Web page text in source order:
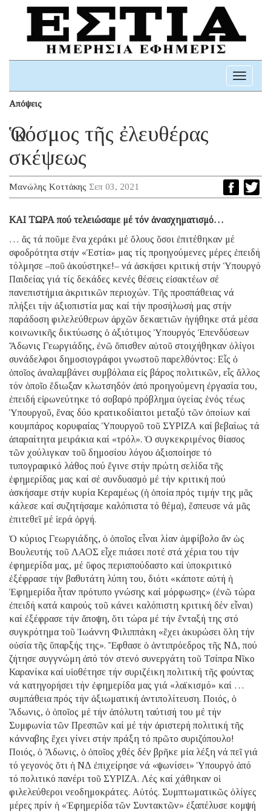
Toggle
Απόψεις
Ὁ κόσμος τῆς ἐλευθέρας
σκέψεως
Μανώλης Κοττάκης Σεπ 03, 2021
ΚAI ΤΩΡΑ πού τελειώσαμε μέ τόν ἀνασχηματισμό…
… ἄς τά ποῦμε ἕνα χεράκι μέ ὅλους ὅσοι ἐπιτέθηκαν μέ
σφοδρότητα στήν «Ἑστία» μας τίς προηγούμενες μέρες ἐπειδή
τόλμησε –ποῦ ἀκούστηκε!– νά ἀσκήσει κριτική στήν Ὑπουργό
Παιδείας γιά τίς δεκάδες κενές θέσεις εἰσακτέων σέ
πανεπιστήμια ἀκριτικῶν περιοχών. Τῆς προσπάθειας νά
πλήξει τήν ἀξιοπιστία μας καί τήν προσήλωσή μας στήν
παράδοση φιλελεύθερων ἀρχῶν δεκαετιῶν ἡγήθηκε στά μέσα
κοινωνικῆς δικτύωσης ὁ ἀξιότιμος Ὑπουργός Ἐπενδύσεων
Ἄδωνις Γεωργιάδης, ἐνῶ ὄπισθεν αὐτοῦ στοιχήθηκαν ὀλίγοι
συνάδελφοι δημοσιογράφοι γνωστοῦ παρελθόντος: Εἷς ὁ
ὁποῖος ἀναλαμβάνει συμβόλαια εἰς βάρος πολιτικῶν, εἷς ἄλλος
τόν ὁποῖο ἔδιωξαν κλωτσηδόν ἀπό προηγούμενη ἐργασία του,
ἐπειδή εἰρωνεύτηκε τό σοβαρό πρόβλημα ὑγείας ἑνός τέως
Ὑπουργοῦ, ἕνας δύο κρατικοδίαιτοι μεταξύ τῶν ὁποίων καί
κουμπάρος κορυφαίας Ὑπουργοῦ τοῦ ΣΥΡΙΖΑ καί βεβαίως τά
ἀπαραίτητα μειράκια καί «τρόλ». Ὁ συγκεκριμένος θίασος
τῶν χούλιγκαν τοῦ δημοσίου λόγου ἀξιοποίησε τό
τυπογραφικό λάθος πού ἔγινε στήν πρώτη σελίδα τῆς
ἐφημερίδας μας καί σέ συνδυασμό μέ τήν κριτική πού
ἀσκήσαμε στήν κυρία Κεραμέως (ἡ ὁποία πρός τιμήν της μᾶς
κάλεσε καί συζητήσαμε καλόπιστα τό θέμα), ἔσπευσε νά μᾶς
ἐπιτεθεῖ μέ ἱερά ὀργή.
Ὁ κύριος Γεωργιάδης, ὁ ὁποῖος εἶναι λίαν ἀμφίβολο ἄν ὡς
Βουλευτής τοῦ ΛΑΟΣ εἶχε πιάσει ποτέ στά χέρια του τήν
ἐφημερίδα μας, μέ ὕφος περισπούδαστο καί ὑποκριτικό
ἐξέφρασε τήν βαθυτάτη λύπη του, διότι «κάποτε αὐτή ἡ
Ἐφημερίδα ἦταν πρότυπο γνώσης καί μόρφωσης» (ἐνῶ τώρα
ἐπειδή κατά καιρούς τοῦ κάνει καλόπιστη κριτική δέν εἶναι)
καί ἐξέφρασε τήν ἄποψη, ὅτι τώρα μέ τήν ἔνταξή της στό
συγκρότημα τοῦ Ἰωάννη Φιλιππάκη «ἔχει ἀκυρώσει ὅλη τήν
οὐσία τῆς ὕπαρξής της». Ἔφθασε ὁ ἀντιπρόεδρος τῆς ΝΔ, πού
ζήτησε συγγνώμη ἀπό τόν στενό συνεργάτη τοῦ Τσίπρα Νῖκο
Καρανίκα καί υἱοθέτησε τήν συριζέικη πολιτική τῆς φούντας
νά κατηγορήσει τήν ἐφημερίδα μας γιά «λαϊκισμό» καί …
συμπάθεια πρός τήν ἀξιωματική ἀντιπολίτευση. Ποιός, ὁ
Ἄδωνις, ὁ ὁποῖος μέ τήν ἀπόλυτη ταύτισή του μέ τήν
Συμφωνία τῶν Πρεσπῶν καί μέ τήν ἀριστερή πολιτική τῆς
κάνναβης ἔχει γίνει στήν πράξη τό πρῶτο συριζόπουλο!
Ποιός, ὁ Ἄδωνις, ὁ ὁποῖος χθές δέν βρῆκε μία λέξη νά πεῖ γιά
τό γεγονός ὅτι ἡ ΝΔ ἐπιχείρησε νά «ψωνίσει» Ὑπουργό ἀπό
τό πολιτικό πανέρι τοῦ ΣΥΡΙΖΑ. Λές καί χάθηκαν οἱ
φιλελεύθεροι νεοδημοκράτες. Αὐτός. Συμπτωματικῶς ὀλίγες
μέρες πρίν ἡ «Ἐφημερίδα τῶν Συντακτῶν» ἐξαπέλυσε κομψή